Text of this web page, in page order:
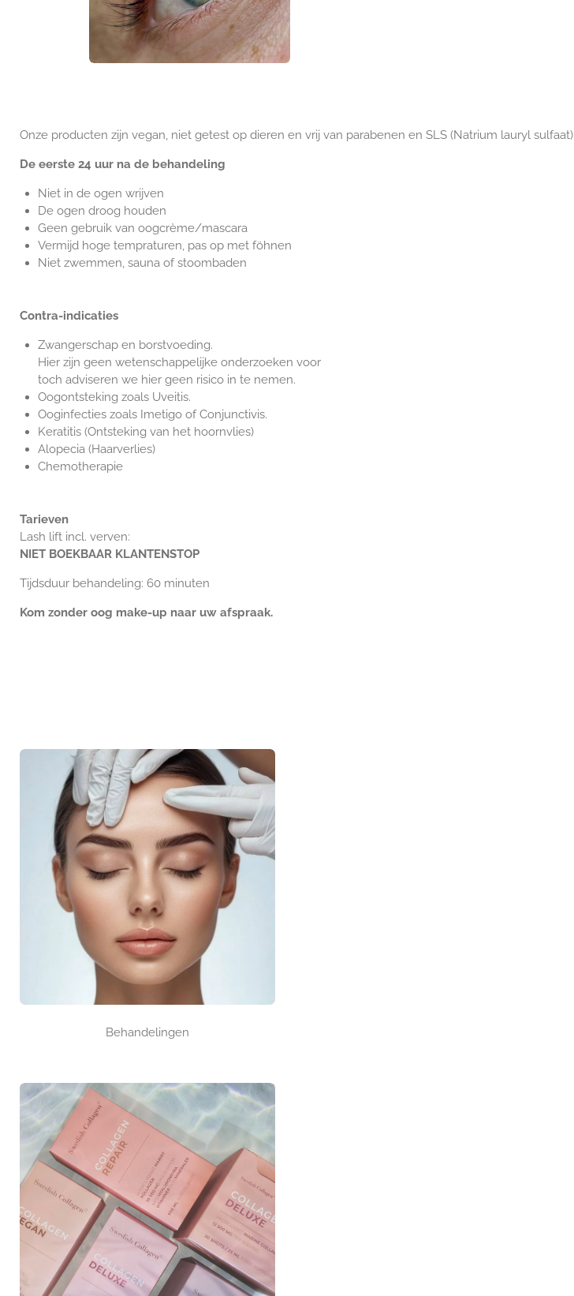
Onze producten zijn vegan, niet getest op dieren en vrij van parabenen en SLS (Natrium lauryl sulfaat)
De eerste 24 uur na de behandeling
Niet in de ogen wrijven
De ogen droog houden
Geen gebruik van oogcrème/mascara
Vermijd hoge tempraturen, pas op met föhnen
Niet zwemmen, sauna of stoombaden
Contra-indicaties
Zwangerschap en borstvoeding.
Hier zijn geen wetenschappelijke onderzoeken voor
toch adviseren we hier geen risico in te nemen.
Oogontsteking zoals Uveitis.
Ooginfecties zoals Imetigo of Conjunctivis.
Keratitis (Ontsteking van het hoornvlies)
Alopecia (Haarverlies)
Chemotherapie
Tarieven
Lash lift incl. verven:
NIET BOEKBAAR KLANTENSTOP
Tijdsduur behandeling: 60 minuten
Kom zonder oog make-up naar uw afspraak.
Behandelingen